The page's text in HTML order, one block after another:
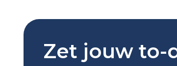
Zet jouw to-